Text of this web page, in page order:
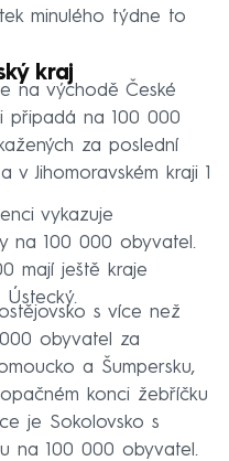
minulého týdne to
kraj
na východě České
připadá na 100 000
za poslední
v Jihomoravském kraji 1
vykazuje
na 100 000 obyvatel.
mají ještě kraje
Ústecký.
s více než
obyvatel za
a Šumpersku,
konci žebříčku
je Sokolovsko s
na 100 000 obyvatel.